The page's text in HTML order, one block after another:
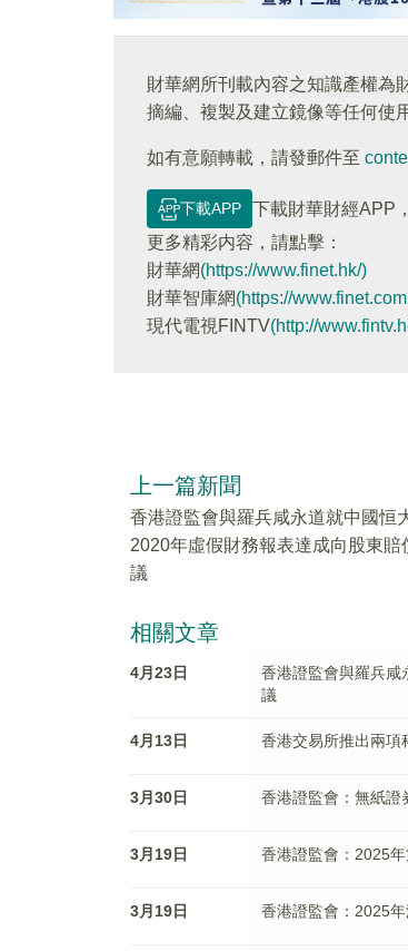
財華網所刊載內容之知識產權為
摘編、複製及建立鏡像等任何使用
如有意願轉載，請發郵件至
下載APP
下載財華財經APP
更多精彩内容，請點擊：
財華網(https://www.finet.hk/)
財華智庫網(https://
現代電視FINTV(http://
上一篇新聞
香港證監會與羅兵咸永道就中國恒
2020年虛假財務報表達成向股東賠
議
相關文章
4月23日
香港證監會與羅兵咸
議
4月13日 香港交易所推出兩項
3月30日 香港證監會：無紙證
3月19日 香港證監會：2025
3月19日 香港證監會：2025